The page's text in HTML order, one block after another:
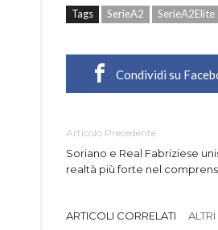
Tags SerieA2 SerieA2Elite
Condividi su
Articolo Precedente
Soriano e Real Fabriziese
realtà più forte nel
ARTICOLI CORRELATI